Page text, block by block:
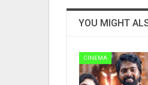
YOU MIGHT
CINEMA